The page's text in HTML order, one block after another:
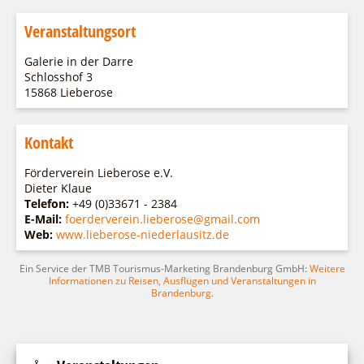
Veranstaltungsort
Galerie in der Darre
Schlosshof 3
15868 Lieberose
Kontakt
Förderverein Lieberose e.V.
Dieter Klaue
Telefon: +49 (0)33671 - 2384
E-Mail: foerderverein.lieberose@gmail.com
Web: www.lieberose-niederlausitz.de
Ein Service der TMB Tourismus-Marketing Brandenburg GmbH:Weitere
Informationen zu Reisen, Ausflügen und Veranstaltungen in
Brandenburg.